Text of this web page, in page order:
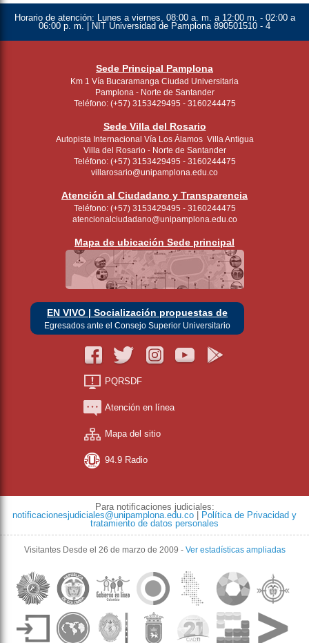
Horario de atención: Lunes a viernes, 08:00 a. m. a 12:00 m. - 02:00 a
06:00 p. m. | NIT Universidad de Pamplona 890501510 - 4
Sede Principal Pamplona
Km 1 Vía Bucaramanga Ciudad Universitaria
Pamplona - Norte de Santander
Teléfono: (+57) 3153429495 - 3160244475
Sede Villa del Rosario
Autopista Internacional Vía Los Álamos Villa Antigua
Villa del Rosario - Norte de Santander
Teléfono: (+57) 3153429495 - 3160244475
villarosario@unipamplona.edu.co
Atención al Ciudadano y Transparencia
Teléfono: (+57) 3153429495 - 3160244475
atencionalciudadano@unipamplona.edu.co
Mapa de ubicación Sede principal
EN VIVO | Socialización propuestas de
Egresados ante el Consejo Superior Universitario
PQRSDF
Atención en línea
Mapa del sitio
94.9 Radio
Para notificaciones judiciales:
notificacionesjudiciales@unipamplona.edu.co
Política de Privacidad y
tratamiento de datos personales
Visitantes Desde el 26 de marzo de 2009 - Ver estadísticas ampliadas